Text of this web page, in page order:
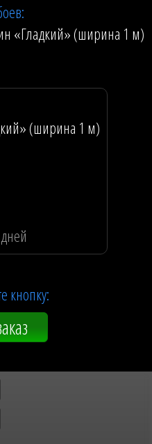
«Гладкий» (ширина 1 м)
(ширина 1 м)
дней
кнопку: